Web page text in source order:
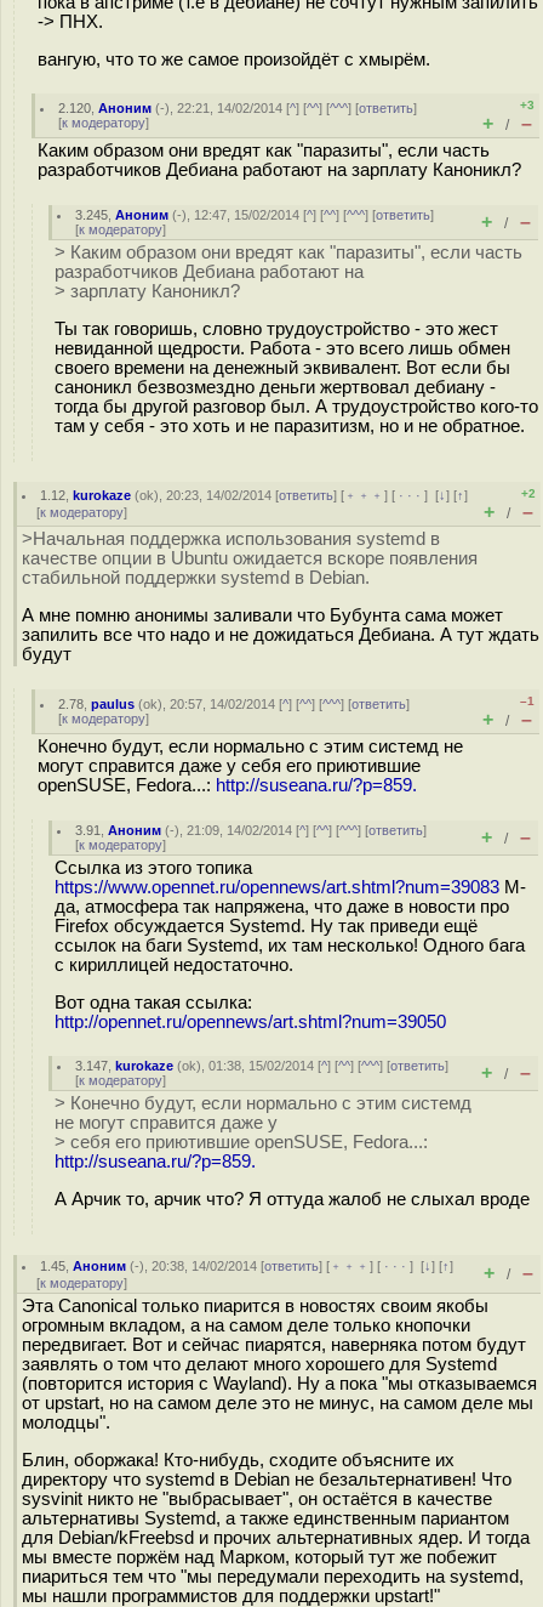
-> ПНХ.
вангую, что то же самое произойдёт с хмырём.
2.120 ,Аноним (-), 22:21, 14/02/2014 [^] [^^] [^^^] [ответить]
[к модератору]
+3
+ / –
Каким образом они вредят как "паразиты", если часть
разработчиков Дебиана работают на зарплату Каноникл?
3.245 ,Аноним (-), 12:47, 15/02/2014 [^] [^^] [^^^] [ответить]
[к модератору] + / –
> Каким образом они вредят как "паразиты", если часть
разработчиков Дебиана работают на
> зарплату Каноникл?
Ты так говоришь, словно трудоустройство - это жест
невиданной щедрости. Работа - это всего лишь обмен
своего времени на денежный эквивалент. Вот если бы
саноникл безвозмездно деньги жертвовал дебиану -
тогда бы другой разговор был. А трудоустройство кого-то
там у себя - это хоть и не паразитизм, но и не обратное.
1.12 ,kurokaze (ok), 20:23, 14/02/2014 [ответить] [ ﹢﹢﹢] [ · · ·][↓] [↑]
[к модератору]
+2
+ / –
>Начальная поддержка использования systemd в
качестве опции в Ubuntu ожидается вскоре появления
стабильной поддержки systemd в Debian.
А мне помню анонимы заливали что Бубунта сама может
запилить все что надо и не дожидаться Дебиана. А тут ждать
будут
2.78 ,paulus (ok), 20:57, 14/02/2014 [^] [^^] [^^^] [ответить]
[к модератору]
–1
+ / –
Конечно будут, если нормально с этим системд не
могут справится даже у себя его приютившие
openSUSE, Fedora...: http://suseana.ru/?p=859.
3.91 ,Аноним (-), 21:09, 14/02/2014 [^] [^^] [^^^] [ответить]
[к модератору] + / –
Ссылка из этого топика
https://www.opennet.ru/opennews/art.shtml?num=39083 М-
да, атмосфера так напряжена, что даже в новости про
Firefox обсуждается Systemd. Ну так приведи ещё
ссылок на баги Systemd, их там несколько! Одного бага
с кириллицей недостаточно.
Вот одна такая ссылка:
http://opennet.ru/opennews/art.shtml?num=39050
3.147 ,kurokaze (ok), 01:38, 15/02/2014 [^] [^^] [^^^] [ответить]
[к модератору] + / –
> Конечно будут, если нормально с этим системд
не могут справится даже у
> себя его приютившие openSUSE, Fedora...:
http://suseana.ru/?p=859.
А Арчик то, арчик что? Я оттуда жалоб не слыхал вроде
1.45 ,Аноним (-), 20:38, 14/02/2014 [ответить] [ ﹢﹢﹢] [ · · ·][↓] [↑]
[к модератору] + / –
Эта Canonical только пиарится в новостях своим якобы
огромным вкладом, а на самом деле только кнопочки
передвигает. Вот и сейчас пиарятся, наверняка потом будут
заявлять о том что делают много хорошего для Systemd
(повторится история с Wayland). Ну а пока "мы отказываемся
от upstart, но на самом деле это не минус, на самом деле мы
молодцы".
Блин, оборжака! Кто-нибудь, сходите объясните их
директору что systemd в Debian не безальтернативен! Что
sysvinit никто не "выбрасывает", он остаётся в качестве
альтернативы Systemd, а также единственным париантом
для Debian/kFreebsd и прочих альтернативных ядер. И тогда
мы вместе поржём над Марком, который тут же побежит
пиариться тем что "мы передумали переходить на systemd,
мы нашли программистов для поддержки upstart!"